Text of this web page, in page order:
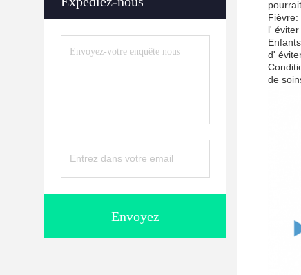
Envoyez
l'
d'
de